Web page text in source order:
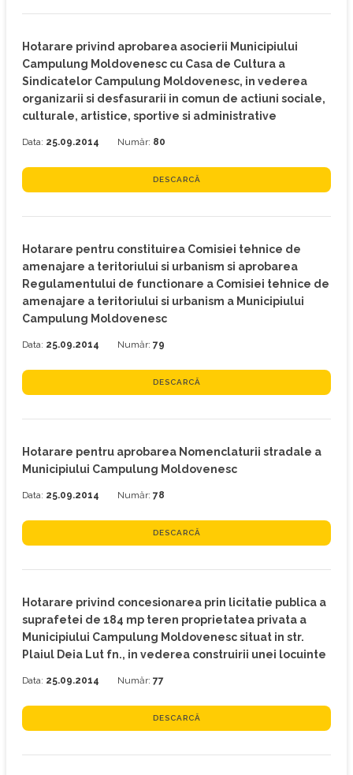
Hotarare privind aprobarea asocierii Municipiului
Campulung Moldovenesc cu Casa de Cultura a
Sindicatelor Campulung Moldovenesc, in vederea
organizarii si desfasurarii in comun de actiuni sociale,
culturale, artistice, sportive si administrative
Data: 25.09.2014 Număr: 80
DESCARCĂ
Hotarare pentru constituirea Comisiei tehnice de
amenajare a teritoriului si urbanism si aprobarea
Regulamentului de functionare a Comisiei tehnice de
amenajare a teritoriului si urbanism a Municipiului
Campulung Moldovenesc
Data: 25.09.2014 Număr: 79
DESCARCĂ
Hotarare pentru aprobarea Nomenclaturii stradale a
Municipiului Campulung Moldovenesc
Data: 25.09.2014 Număr: 78
DESCARCĂ
Hotarare privind concesionarea prin licitatie publica a
suprafetei de 184 mp teren proprietatea privata a
Municipiului Campulung Moldovenesc situat in str.
Plaiul Deia Lut fn., in vederea construirii unei locuinte
Data: 25.09.2014 Număr: 77
DESCARCĂ